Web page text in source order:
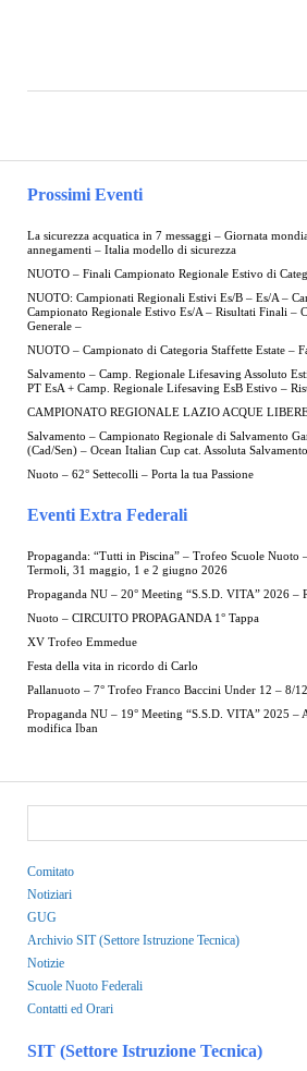
Prossimi Eventi
La sicurezza acquatica in 7 messaggi – Giornata
annegamenti – Italia modello di sicurezza
NUOTO – Finali Campionato Regionale Estivo di
NUOTO: Campionati Regionali Estivi Es/B – Es/A –
Campionato Regionale Estivo Es/A – Risultati Finali –
Generale –
NUOTO – Campionato di Categoria Staffette Estate –
Salvamento – Camp. Regionale Lifesaving Assoluto
PT EsA + Camp. Regionale Lifesaving EsB Estivo –
CAMPIONATO REGIONALE LAZIO ACQUE
Salvamento – Campionato Regionale di Salvamento
(Cad/Sen) – Ocean Italian Cup cat. Assoluta
Nuoto – 62° Settecolli – Porta la tua Passione
Eventi Extra Federali
Propaganda: “Tutti in Piscina” – Trofeo Scuole Nuoto
Termoli, 31 maggio, 1 e 2 giugno 2026
Propaganda NU – 20° Meeting “S.S.D. VITA” 2026 –
Nuoto – CIRCUITO PROPAGANDA 1° Tappa
XV Trofeo Emmedue
Festa della vita in ricordo di Carlo
Pallanuoto – 7° Trofeo Franco Baccini Under 12 – 8/
Propaganda NU – 19° Meeting “S.S.D. VITA” 2025 –
modifica Iban
Comitato
Notiziari
GUG
Archivio SIT (Settore Istruzione Tecnica)
Notizie
Scuole Nuoto Federali
Contatti ed Orari
SIT (Settore Istruzione Tecnica)